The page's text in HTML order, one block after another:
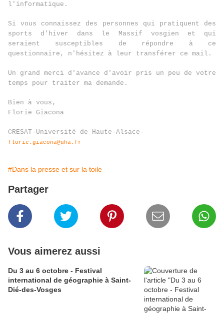
l'informatique.
Si vous connaissez des personnes qui pratiquent des
sports d'hiver dans le Massif vosgien et qui
seraient susceptibles de répondre à ce
questionnaire, n'hésitez à leur transférer ce mail.
Un grand merci d'avance d'avoir pris un peu de votre
temps pour traiter ma demande.
Bien à vous,
Florie Giacona
CRESAT-Université de Haute-Alsace-
florie.giacona@uha.fr
#Dans la presse et sur la toile
Partager
Vous aimerez aussi
Du 3 au 6 octobre - Festival
international de géographie à Saint-
Dié-des-Vosges